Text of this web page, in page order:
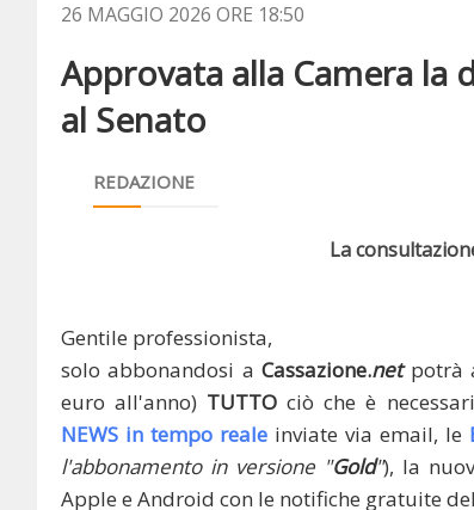
26 MAGGIO 2026 ORE 18:50
Approvata alla Camera la
al Senato
REDAZIONE
La
Gentile professionista,
solo abbonandosi aCassazione.netpotrà
euro all'anno) TUTTO ciò che è
NEWS in tempo reale inviate via email, le
l'abbonamento in versione "Gold"), la
Apple e Android con le notifiche gratuite